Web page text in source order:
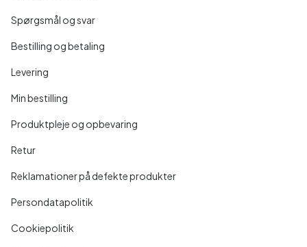
Spørgsmål og svar
Bestilling og betaling
Levering
Min bestilling
Produktpleje og opbevaring
Retur
Reklamationer på defekte produkter
Persondatapolitik
Cookiepolitik